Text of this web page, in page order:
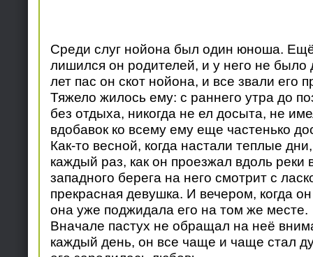
Среди слуг нойона был один юноша.
лишился он родителей, и у него не
лет пас он скот нойона, и все звали его
Тяжело жилось ему: с раннего утра до
без отдыха, никогда не ел досыта, не
вдобавок ко всему ему еще частенько
Как-то весной, когда настали теплые
каждый раз, как он проезжал вдоль реки
западного берега на него смотрит с
прекрасная девушка. И вечером, когда
она уже поджидала его на том же месте.
Вначале пастух не обращал на неё
каждый день, он все чаще и чаще стал